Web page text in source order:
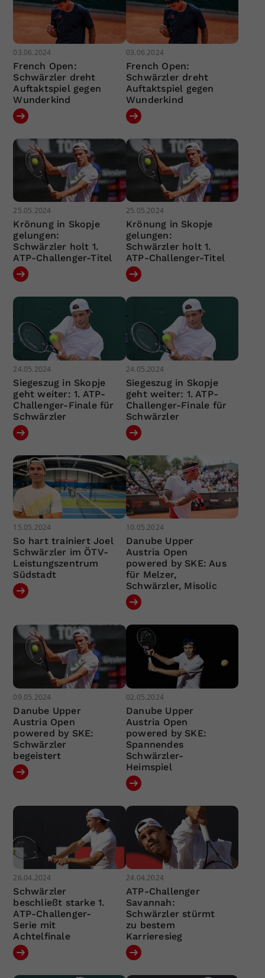
03.06.2024
French Open:
Schwärzler dreht
Auftaktspiel gegen
Wunderkind
03.06.2024
French Open:
Schwärzler dreht
Auftaktspiel gegen
Wunderkind
25.05.2024
Krönung in Skopje
gelungen:
Schwärzler holt 1.
ATP-Challenger-Titel
25.05.2024
Krönung in Skopje
gelungen:
Schwärzler holt 1.
ATP-Challenger-Titel
24.05.2024
Siegeszug in Skopje
geht weiter: 1. ATP-
Challenger-Finale für
Schwärzler
24.05.2024
Siegeszug in Skopje
geht weiter: 1. ATP-
Challenger-Finale für
Schwärzler
15.05.2024
So hart trainiert Joel
Schwärzler im ÖTV-
Leistungszentrum
Südstadt
10.05.2024
Danube Upper
Austria Open
powered by SKE: Aus
für Melzer,
Schwärzler, Misolic
09.05.2024
Danube Upper
Austria Open
powered by SKE:
Schwärzler
begeistert
02.05.2024
Danube Upper
Austria Open
powered by SKE:
Spannendes
Schwärzler-
Heimspiel
26.04.2024
Schwärzler
beschließt starke 1.
ATP-Challenger-
Serie mit
Achtelfinale
24.04.2024
ATP-Challenger
Savannah:
Schwärzler stürmt
zu bestem
Karrieresieg